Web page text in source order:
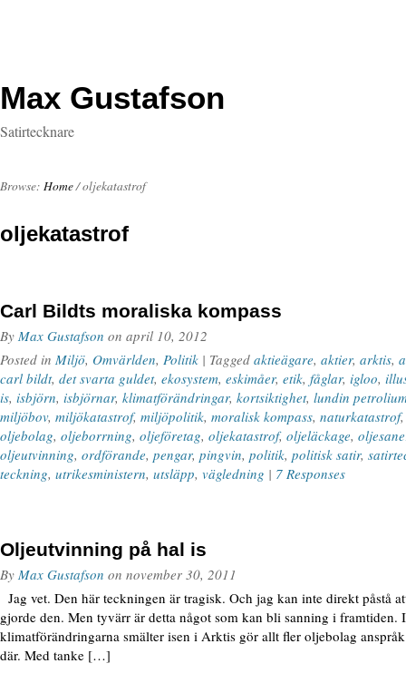
Max Gustafson
Satirtecknare
Browse: Home/oljekatastrof
oljekatastrof
Carl Bildts moraliska kompass
By Max Gustafson on april 10, 2012
Posted in Miljö, Omvärlden, Politik | Tagged aktieägare, aktier, arktis,
carl bildt, det svarta guldet, ekosystem, eskimåer, etik, fåglar, igloo,
is, isbjörn, isbjörnar, klimatförändringar, kortsiktighet, lundin
miljöbov, miljökatastrof, miljöpolitik, moralisk kompass, naturkatastrof
oljebolag, oljeborrning, oljeföretag, oljekatastrof, oljeläckage,
oljeutvinning, ordförande, pengar, pingvin, politik, politisk satir,
teckning, utrikesministern, utsläpp, vägledning | 7 Responses
Oljeutvinning på hal is
By Max Gustafson on november 30, 2011
Jag vet. Den här teckningen är tragisk. Och jag kan inte direkt påstå
gjorde den. Men tyvärr är detta något som kan bli sanning i framtiden.
klimatförändringarna smälter isen i Arktis gör allt fler oljebolag
där. Med tanke […]